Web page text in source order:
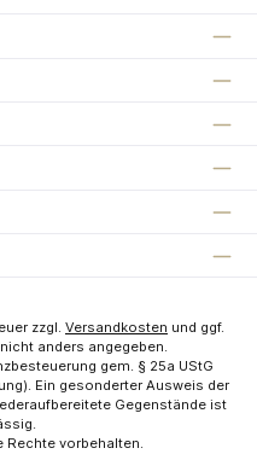
zzgl. Versandkosten und ggf.
anders angegeben.
gem. § 25a UStG
Ein gesonderter Ausweis der
Gegenstände ist
Rechte vorbehalten.